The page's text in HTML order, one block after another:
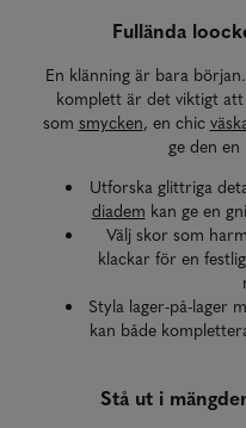
Fullända
En klänning är bara
komplett är det viktigt
som smycken, en chic
ge den
Utforska glittriga
diadem kan ge en
Välj skor som
klackar för en
Styla lager-på-lager
kan både
Stå ut i